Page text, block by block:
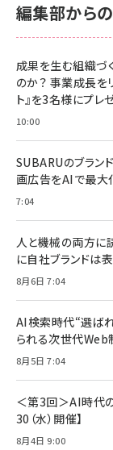
編集部から
成果を生む組織づ
のか？ 事業成長を
ト』を3名様にプレ
10:00
SUBARUのブラン
画広告をAIで最大
7:04
人と機械の両方に
に自社ブランドは
8月6日 7:04
AI検索時代“選ば
られる次世代Web
8月5日 7:04
＜第3回＞AI時代
30（水）開催】
8月4日 9:00